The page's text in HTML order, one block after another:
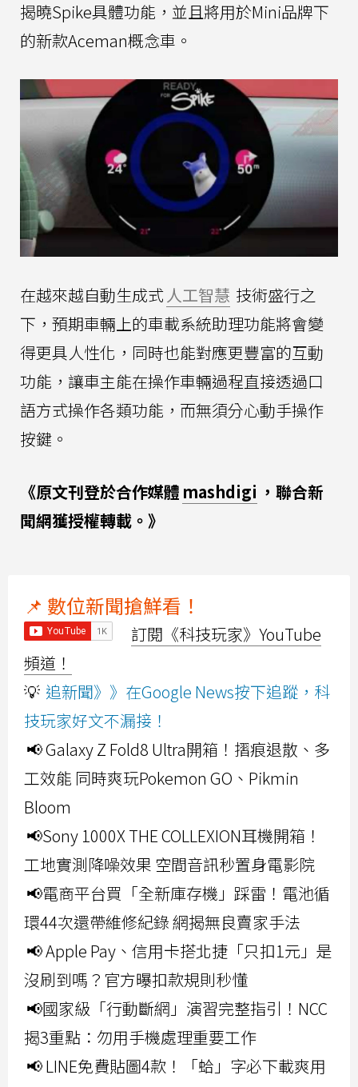
揭曉Spike具體功能，並且將用於Mini品牌下
的新款Aceman概念車。
在越來越自動生成式人工智慧 技術盛行之
下，預期車輛上的車載系統助理功能將會變
得更具人性化，同時也能對應更豐富的互動
功能，讓車主能在操作車輛過程直接透過口
語方式操作各類功能，而無須分心動手操作
按鍵。
《原文刊登於合作媒體 mashdigi ，聯合新
聞網獲授權轉載。》
📌 數位新聞搶鮮看！
訂閱《科技玩家》YouTube
頻道！
💡 追新聞》》在Google News按下追蹤，科
技玩家好文不漏接！
📢 Galaxy Z Fold8 Ultra開箱！摺痕退散、多
工效能 同時爽玩Pokemon GO、Pikmin
Bloom
📢Sony 1000X THE COLLEXION耳機開箱！
工地實測降噪效果 空間音訊秒置身電影院
📢電商平台買「全新庫存機」踩雷！電池循
環44次還帶維修紀錄 網揭無良賣家手法
📢 Apple Pay、信用卡搭北捷「只扣1元」是
沒刷到嗎？官方曝扣款規則秒懂
📢國家級「行動斷網」演習完整指引！NCC
揭3重點：勿用手機處理重要工作
📢 LINE免費貼圖4款！「蛤」字必下載爽用